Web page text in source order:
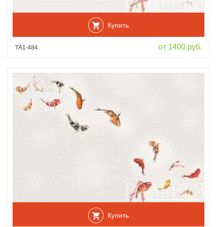
Купить
ТА1-484 от 1400 руб.
Купить